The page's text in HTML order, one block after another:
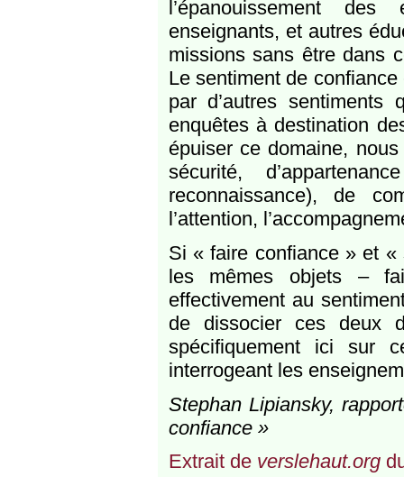
l’épanouissement
enseignants, et autres
missions sans être dans
Le sentiment de
par d’autres
enquêtes à destination
épuiser ce domaine,
sécurité,
reconnaissance), de
l’attention,
Si « faire confiance » et
les mêmes objets –
effectivement au
de dissocier ces deux
spécifiquement ici sur
interrogeant les
Stephan Lipiansky,
confiance »
Extrait de verslehaut.org